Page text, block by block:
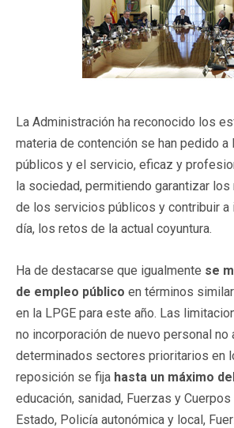
La Administración ha reconocido los
materia de contención se han pedido
públicos y el servicio, eficaz y
la sociedad, permitiendo garantizar
de los servicios públicos y contribuir a
día, los retos de la actual coyuntura.
Ha de destacarse que igualmente se
de empleo público en términos
en la LPGE para este año. Las
no incorporación de nuevo personal no
determinados sectores prioritarios en
reposición se fija hasta un máximo
educación, sanidad, Fuerzas y
Estado, Policía autonómica y local,